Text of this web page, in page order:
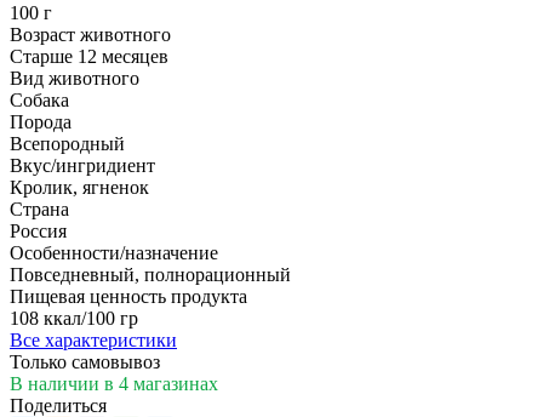
100 г
Возраст животного
Старше 12 месяцев
Вид животного
Собака
Порода
Всепородный
Вкус/ингридиент
Кролик, ягненок
Страна
Россия
Особенности/назначение
Повседневный, полнорационный
Пищевая ценность продукта
108 ккал/100 гр
Все характеристики
Только самовывоз
В наличии в 4 магазинах
Поделиться